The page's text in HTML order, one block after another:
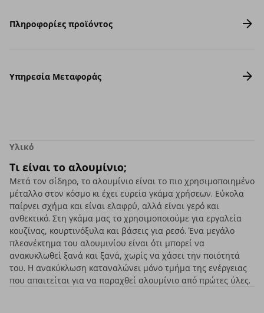
Πληροφορίες προϊόντος
Υπηρεσία Μεταφοράς
Υλικό
Τι είναι το αλουμίνιο;
Μετά τον σίδηρο, το αλουμίνιο είναι το πιο χρησιμοποιημένο
μέταλλο στον κόσμο κι έχει ευρεία γκάμα χρήσεων. Εύκολα
παίρνει σχήμα και είναι ελαφρύ, αλλά είναι γερό και
ανθεκτικό. Στη γκάμα μας το χρησιμοποιούμε για εργαλεία
κουζίνας, κουρτινόξυλα και βάσεις για ρεσό. Ένα μεγάλο
πλεονέκτημα του αλουμινίου είναι ότι μπορεί να
ανακυκλωθεί ξανά και ξανά, χωρίς να χάσει την ποιότητά
του. Η ανακύκλωση καταναλώνει μόνο τμήμα της ενέργειας
που απαιτείται για να παραχθεί αλουμίνιο από πρώτες ύλες.